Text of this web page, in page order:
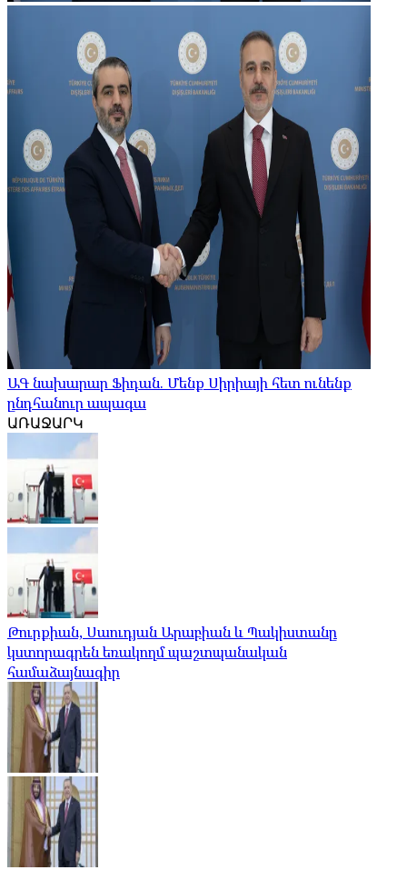
ԱԳ նախարար Ֆիդան. Մենք Սիրիայի հետ ունենք
ընդհանուր ապագա
ԱՌԱՋԱՐԿ
Թուրքիան, Սաուդյան Արաբիան և Պակիստանը
կստորագրեն եռակողմ պաշտպանական
համաձայնագիր